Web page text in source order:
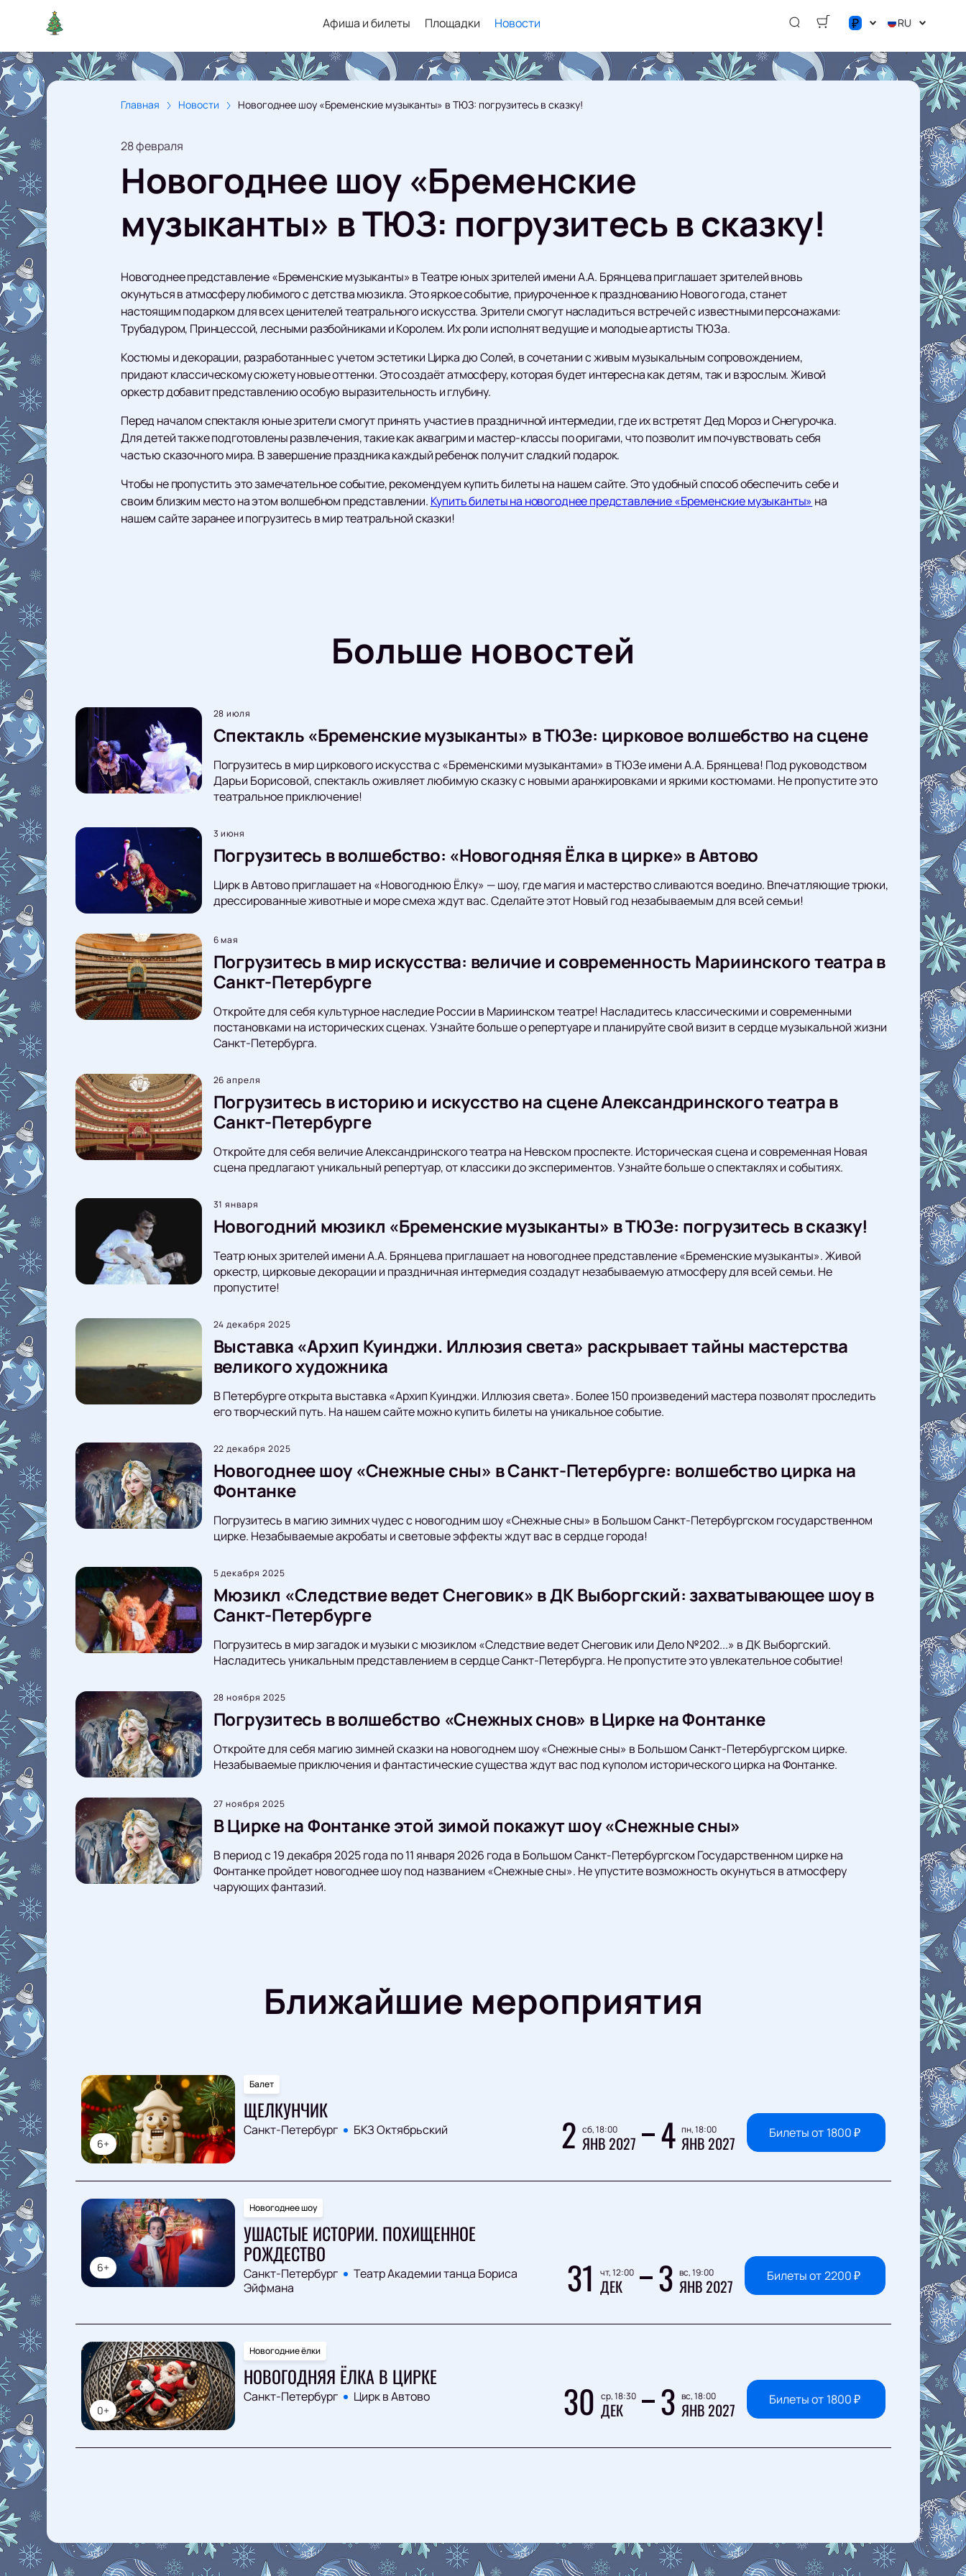
Афиша и билеты Площадки Новости ₽
$
€
RU
Главная Новости Новогоднее шоу «Бременские музыканты» в ТЮЗ: погрузитесь в сказку!
28 февраля
Новогоднее шоу «Бременские
музыканты» в ТЮЗ: погрузитесь в сказку!
Новогоднее представление «Бременские музыканты» в Театре юных зрителей имени А.А. Брянцева приглашает зрителей вновь
окунуться в атмосферу любимого с детства мюзикла. Это яркое событие, приуроченное к празднованию Нового года, станет
настоящим подарком для всех ценителей театрального искусства. Зрители смогут насладиться встречей с известными персонажами:
Трубадуром, Принцессой, лесными разбойниками и Королем. Их роли исполнят ведущие и молодые артисты ТЮЗа.
Костюмы и декорации, разработанные с учетом эстетики Цирка дю Солей, в сочетании с живым музыкальным сопровождением,
придают классическому сюжету новые оттенки. Это создаёт атмосферу, которая будет интересна как детям, так и взрослым. Живой
оркестр добавит представлению особую выразительность и глубину.
Перед началом спектакля юные зрители смогут принять участие в праздничной интермедии, где их встретят Дед Мороз и Снегурочка.
Для детей также подготовлены развлечения, такие как аквагрим и мастер-классы по оригами, что позволит им почувствовать себя
частью сказочного мира. В завершение праздника каждый ребенок получит сладкий подарок.
Чтобы не пропустить это замечательное событие, рекомендуем купить билеты на нашем сайте. Это удобный способ обеспечить себе и
своим близким место на этом волшебном представлении. Купить билеты на новогоднее представление «Бременские музыканты» на
нашем сайте заранее и погрузитесь в мир театральной сказки!
Больше новостей
28 июля
Спектакль «Бременские музыканты» в ТЮЗе: цирковое волшебство на сцене
Погрузитесь в мир циркового искусства с «Бременскими музыкантами» в ТЮЗе имени А.А. Брянцева! Под руководством
Дарьи Борисовой, спектакль оживляет любимую сказку с новыми аранжировками и яркими костюмами. Не пропустите это
театральное приключение!
3 июня
Погрузитесь в волшебство: «Новогодняя Ёлка в цирке» в Автово
Цирк в Автово приглашает на «Новогоднюю Ёлку» — шоу, где магия и мастерство сливаются воедино. Впечатляющие трюки,
дрессированные животные и море смеха ждут вас. Сделайте этот Новый год незабываемым для всей семьи!
6 мая
Погрузитесь в мир искусства: величие и современность Мариинского театра в
Санкт-Петербурге
Откройте для себя культурное наследие России в Мариинском театре! Насладитесь классическими и современными
постановками на исторических сценах. Узнайте больше о репертуаре и планируйте свой визит в сердце музыкальной жизни
Санкт-Петербурга.
26 апреля
Погрузитесь в историю и искусство на сцене Александринского театра в
Санкт-Петербурге
Откройте для себя величие Александринского театра на Невском проспекте. Историческая сцена и современная Новая
сцена предлагают уникальный репертуар, от классики до экспериментов. Узнайте больше о спектаклях и событиях.
31 января
Новогодний мюзикл «Бременские музыканты» в ТЮЗе: погрузитесь в сказку!
Театр юных зрителей имени А.А. Брянцева приглашает на новогоднее представление «Бременские музыканты». Живой
оркестр, цирковые декорации и праздничная интермедия создадут незабываемую атмосферу для всей семьи. Не
пропустите!
24 декабря 2025
Выставка «Архип Куинджи. Иллюзия света» раскрывает тайны мастерства
великого художника
В Петербурге открыта выставка «Архип Куинджи. Иллюзия света». Более 150 произведений мастера позволят проследить
его творческий путь. На нашем сайте можно купить билеты на уникальное событие.
22 декабря 2025
Новогоднее шоу «Снежные сны» в Санкт-Петербурге: волшебство цирка на
Фонтанке
Погрузитесь в магию зимних чудес с новогодним шоу «Снежные сны» в Большом Санкт-Петербургском государственном
цирке. Незабываемые акробаты и световые эффекты ждут вас в сердце города!
5 декабря 2025
Мюзикл «Следствие ведет Снеговик» в ДК Выборгский: захватывающее шоу в
Санкт-Петербурге
Погрузитесь в мир загадок и музыки с мюзиклом «Следствие ведет Снеговик или Дело №202...» в ДК Выборгский.
Насладитесь уникальным представлением в сердце Санкт-Петербурга. Не пропустите это увлекательное событие!
28 ноября 2025
Погрузитесь в волшебство «Снежных снов» в Цирке на Фонтанке
Откройте для себя магию зимней сказки на новогоднем шоу «Снежные сны» в Большом Санкт-Петербургском цирке.
Незабываемые приключения и фантастические существа ждут вас под куполом исторического цирка на Фонтанке.
27 ноября 2025
В Цирке на Фонтанке этой зимой покажут шоу «Снежные сны»
В период с 19 декабря 2025 года по 11 января 2026 года в Большом Санкт-Петербургском Государственном цирке на
Фонтанке пройдет новогоднее шоу под названием «Снежные сны». Не упустите возможность окунуться в атмосферу
чарующих фантазий.
Ближайшие мероприятия
6+
Балет
ЩЕЛКУНЧИК
Санкт-Петербург БКЗ Октябрьский 2 сб, 18:00
ЯНВ 2027 4 пн, 18:00
ЯНВ 2027 Билеты от 1800₽
6+
Новогоднее шоу
УШАСТЫЕ ИСТОРИИ. ПОХИЩЕННОЕ
РОЖДЕСТВО
Санкт-Петербург
Театр Академии танца Бориса
Эйфмана
31 чт, 12:00
ДЕК 3 вс, 19:00
ЯНВ 2027 Билеты от 2200₽
0+
Новогодние ёлки
НОВОГОДНЯЯ ЁЛКА В ЦИРКЕ
Санкт-Петербург Цирк в Автово 30 ср, 18:30
ДЕК 3 вс, 18:00
ЯНВ 2027 Билеты от 1800₽